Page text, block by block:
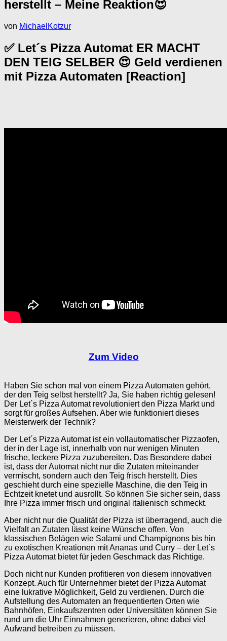
herstellt – Meine Reaktion😍
von MichaelKotzur
✅ Let´s Pizza Automat ER MACHT
DEN TEIG SELBER 😍 Geld verdienen
mit Pizza Automaten [Reaction]
Zum Video
Haben Sie schon mal von einem Pizza Automaten gehört,
der den Teig selbst herstellt? Ja, Sie haben richtig gelesen!
Der Let´s Pizza Automat revolutioniert den Pizza Markt und
sorgt für großes Aufsehen. Aber wie funktioniert dieses
Meisterwerk der Technik?
Der Let´s Pizza Automat ist ein vollautomatischer Pizzaofen,
der in der Lage ist, innerhalb von nur wenigen Minuten
frische, leckere Pizza zuzubereiten. Das Besondere dabei
ist, dass der Automat nicht nur die Zutaten miteinander
vermischt, sondern auch den Teig frisch herstellt. Dies
geschieht durch eine spezielle Maschine, die den Teig in
Echtzeit knetet und ausrollt. So können Sie sicher sein, dass
Ihre Pizza immer frisch und original italienisch schmeckt.
Aber nicht nur die Qualität der Pizza ist überragend, auch die
Vielfalt an Zutaten lässt keine Wünsche offen. Von
klassischen Belägen wie Salami und Champignons bis hin
zu exotischen Kreationen mit Ananas und Curry – der Let´s
Pizza Automat bietet für jeden Geschmack das Richtige.
Doch nicht nur Kunden profitieren von diesem innovativen
Konzept. Auch für Unternehmer bietet der Pizza Automat
eine lukrative Möglichkeit, Geld zu verdienen. Durch die
Aufstellung des Automaten an frequentierten Orten wie
Bahnhöfen, Einkaufszentren oder Universitäten können Sie
rund um die Uhr Einnahmen generieren, ohne dabei viel
Aufwand betreiben zu müssen.